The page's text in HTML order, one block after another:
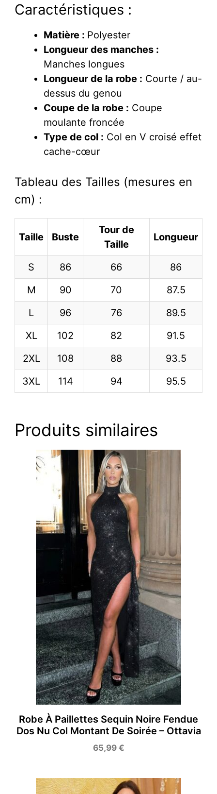
Caractéristiques :
Matière : Polyester
Longueur des manches :
Manches longues
Longueur de la robe : Courte / au-
dessus du genou
Coupe de la robe : Coupe
moulante froncée
Type de col : Col en V croisé effet
cache-cœur
Tableau des Tailles (mesures en
cm) :
Taille Buste
Tour de
Taille
Longueur
S 86 66
86
M
90 70
87.5
L
96 76
89.5
XL
102 82
91.5
2XL
108 88
93.5
3XL
114 94 95.5
Produits similaires
Robe À Paillettes Sequin Noire Fendue
Dos Nu Col Montant De Soirée – Ottavia
65,99€